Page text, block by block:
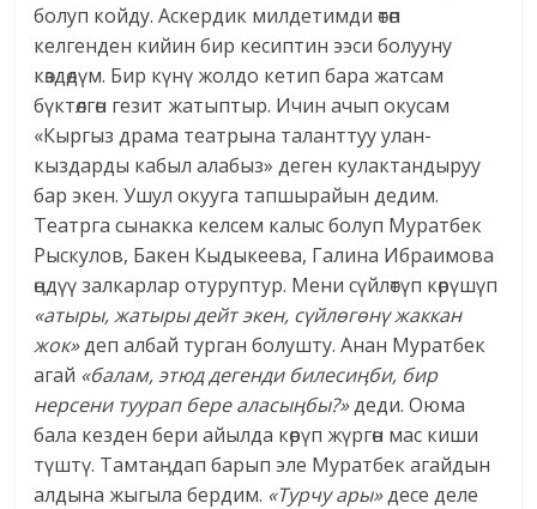
болуп койду. Аскердик милдетимди өтөп
келгенден кийин бир кесиптин ээси болууну
көздөдүм. Бир күнү жолдо кетип бара жатсам
бүктөлгөн гезит жатыптыр. Ичин ачып окусам
«Кыргыз драма театрына таланттуу улан-
кыздарды кабыл алабыз» деген кулактандыруу
бар экен. Ушул окууга тапшырайын дедим.
Театрга сынакка келсем калыс болуп Муратбек
Рыскулов, Бакен Кыдыкеева, Галина Ибраимова
өӊдүү залкарлар отуруптур. Мени сүйлөтүп көрүшүп
«атыры, жатыры дейт экен, сүйлөгөнү жаккан
жок»деп албай турган болушту. Анан Муратбек
агай «балам, этюд дегенди билесиӊби, бир
нерсени туурап бере аласыӊбы?»деди. Оюма
бала кезден бери айылда көрүп жүргөн мас киши
түштү. Тамтаӊдап барып эле Муратбек агайдын
алдына жыгыла бердим. «Турчу ары»десе деле